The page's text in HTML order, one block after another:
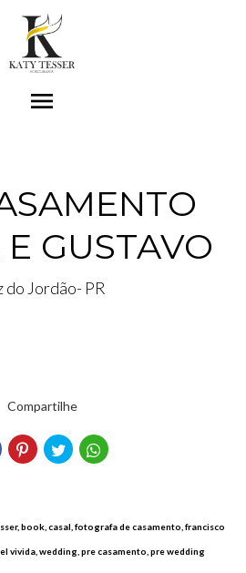
menu
GUSTAVO
do Jordão- PR
Compartilhe
book, casal, fotografa de casamento, francisco
vivida, wedding, pre casamento, pre wedding